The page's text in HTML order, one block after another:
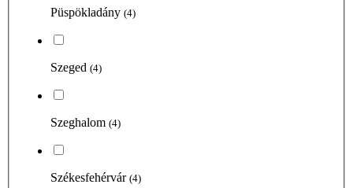
Püspökladány (4)
Szeged (4)
Szeghalom (4)
Székesfehérvár (4)